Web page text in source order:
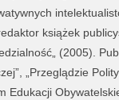
książek
(2005).
„Przeglądzie
Edukacji